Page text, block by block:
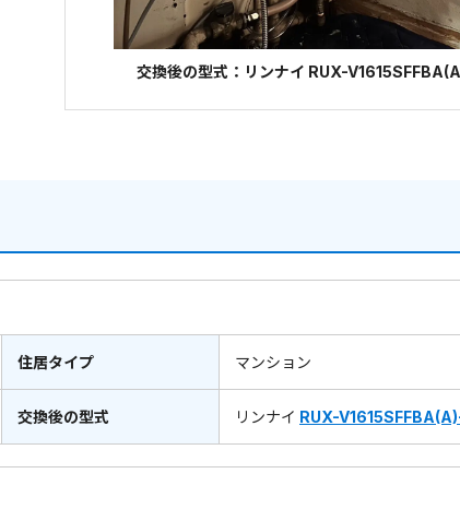
交換後の型式：リンナイ RUX-
住居タイプ マンション
交換後の型式 リンナイ RUX-